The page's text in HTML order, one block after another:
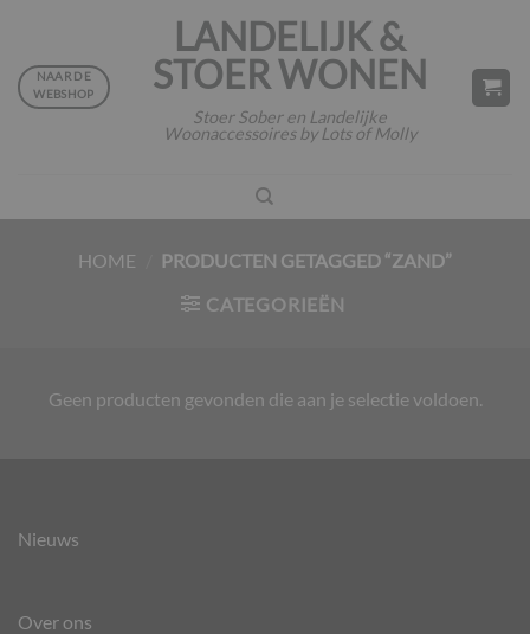
inhoud
LANDELIJK &
STOER WONEN
Stoer Sober en Landelijke
Woonaccessoires by Lots of Molly
NAAR DE
WEBSHOP
HOME
PRODUCTEN GETAGGED “ZAND”
CATEGORIEËN
Geen producten gevonden die aan je selectie voldoen.
Nieuws
Over ons